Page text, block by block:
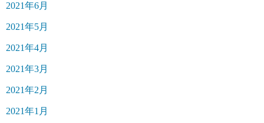
2021年6月
2021年5月
2021年4月
2021年3月
2021年2月
2021年1月